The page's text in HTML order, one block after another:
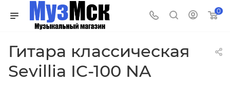
0
Гитара классическая
Sevillia IC-100 NA